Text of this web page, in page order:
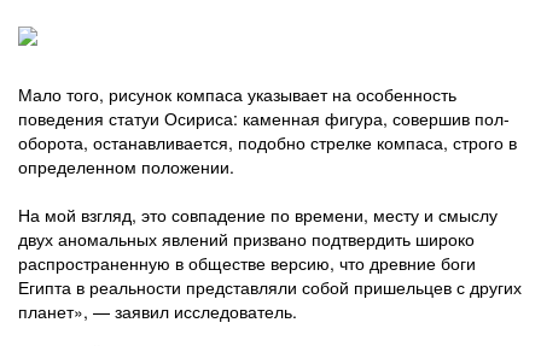
Мало того, рисунок компаса указывает на особенность
поведения статуи Осириса: каменная фигура, совершив пол-
оборота, останавливается, подобно стрелке компаса, строго в
определенном положении.
На мой взгляд, это совпадение по времени, месту и смыслу
двух аномальных явлений призвано подтвердить широко
распространенную в обществе версию, что древние боги
Египта в реальности представляли собой пришельцев с других
планет», — заявил исследователь.